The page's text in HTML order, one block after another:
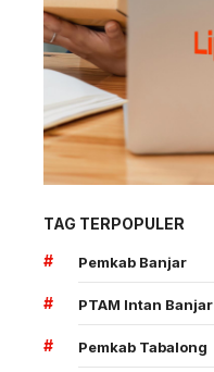
TAG TERPOPULER
#
Pemkab Banjar
# PTAM Intan Banjar
# Pemkab Tabalong